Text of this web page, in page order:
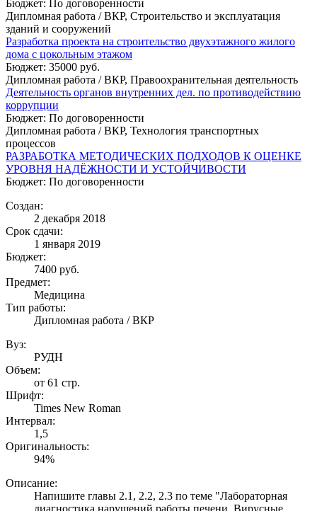
Бюджет: По договоренности
Дипломная работа / ВКР, Строительство и эксплуатация
зданий и сооружений
Разработка проекта на строительство двухэтажного жилого
дома с цокольным этажом
Бюджет: 35000 руб.
Дипломная работа / ВКР, Правоохранительная деятельность
Деятельность органов внутренних дел. по противодействию
коррупции
Бюджет: По договоренности
Дипломная работа / ВКР, Технология транспортных
процессов
РАЗРАБОТКА МЕТОДИЧЕСКИХ ПОДХОДОВ К ОЦЕНКЕ
УРОВНЯ НАДЁЖНОСТИ И УСТОЙЧИВОСТИ
Бюджет: По договоренности
Создан:
2 декабря 2018
Срок сдачи:
1 января 2019
Бюджет:
7400 руб.
Предмет:
Медицина
Тип работы:
Дипломная работа / ВКР
Вуз:
РУДН
Объем:
от 61 стр.
Шрифт:
Times New Roman
Интервал:
1,5
Оригинальность:
94%
Описание:
Напишите главы 2.1, 2.2, 2.3 по теме "Лабораторная
диагностика нарушений работы печени. Вирусные